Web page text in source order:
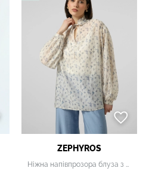
ZEPHYROS
Ніжна напівпрозора блуза з флоральним принтом